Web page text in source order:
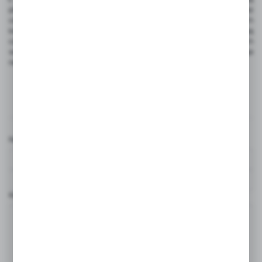
przewody przed uszkodzeniami mechanicznymi i przetarciami, przez
komponentów. Dostępne są w bogatej kolorystyce, pozwalają
wygląd do ogólnej tonacji komputera tak, że całość zyskuje
na wyglądzie.